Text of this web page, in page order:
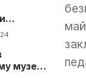
музеї